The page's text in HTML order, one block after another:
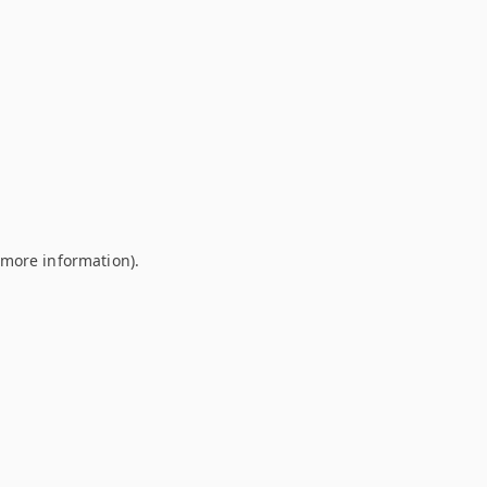
information).